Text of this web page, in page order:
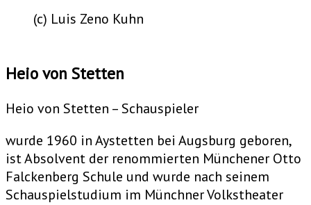
(c) Luis Zeno Kuhn
Heio von Stetten
Heio von Stetten – Schauspieler
wurde 1960 in Aystetten bei Augsburg geboren,
ist Absolvent der renommierten Münchener Otto
Falckenberg Schule und wurde nach seinem
Schauspielstudium im Münchner Volkstheater